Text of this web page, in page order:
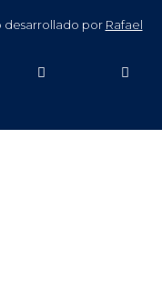
desarrollado por Rafael